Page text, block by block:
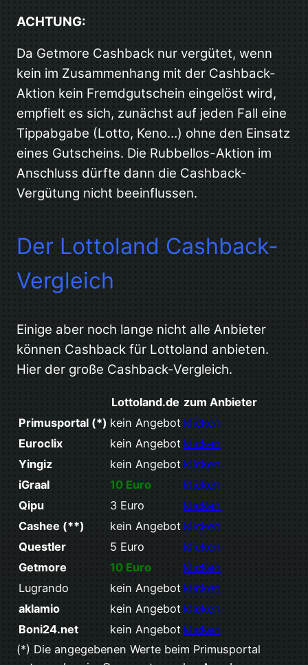
ACHTUNG:
Da Getmore Cashback nur vergütet, wenn
kein im Zusammenhang mit der Cashback-
Aktion kein Fremdgutschein eingelöst wird,
empfielt es sich, zunächst auf jeden Fall eine
Tippabgabe (Lotto, Keno…) ohne den Einsatz
eines Gutscheins. Die Rubbellos-Aktion im
Anschluss dürfte dann die Cashback-
Vergütung nicht beeinflussen.
Der Lottoland Cashback-
Vergleich
Einige aber noch lange nicht alle Anbieter
können Cashback für Lottoland anbieten.
Hier der große Cashback-Vergleich.
Lottoland.de zum Anbieter
Primusportal (*) kein Angebot klicken
Euroclix
kein Angebot klicken
Yingiz
kein Angebot klicken
iGraal
10 Euro
klicken
Qipu
3 Euro
klicken
Cashee (**)
kein Angebot klicken
Questler
5 Euro
klicken
Getmore
10 Euro
klicken
Lugrando
kein Angebot klicken
aklamio
kein Angebot klicken
Boni24.net
kein Angebot klicken
(*) Die angegebenen Werte beim Primusportal